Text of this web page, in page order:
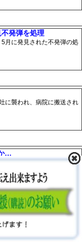
発弾を処理
月に発見された不発弾の処
に襲われ、病院に搬送され
…
る事業者を公募し優先交渉
杉巨木が…
書いた。 吾平山上陵参拝